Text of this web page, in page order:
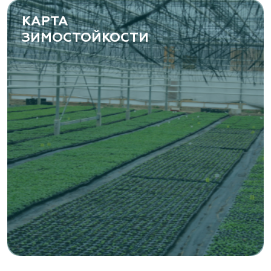
www.yoly-paly.ru
«ВЕНЕВ» питомник растений
Тульская область, Венёвский р-н, село
Борщевое, улица Лесная, д. 13
8 963 224 87 99
https://www.venev1.ru/
«ВЕНЕВ» питомник растений
Тульская область, Венёвский р-н, село
Борщевое, улица Лесная, д. 13
8 963 224 87 99
https://www.venev1.ru/
КАРТА
ЗИМОСТОЙКОСТИ